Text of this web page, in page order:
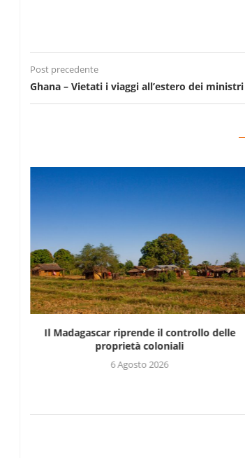
Post precedente
Ghana – Vietati i viaggi all’estero dei ministri
Il Madagascar riprende il controllo delle
proprietà coloniali
6 Agosto 2026